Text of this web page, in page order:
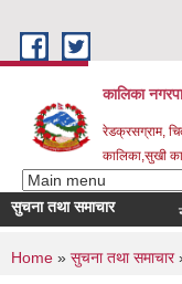
कालिका
रेडक्रसग्राम,
कालिका,सुखी
सुचना तथा समाचार
You are
Home » सुचना तथा समाचार